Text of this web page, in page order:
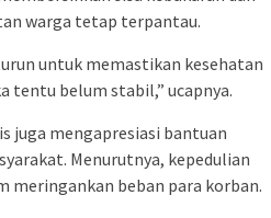
warga tetap terpantau.
untuk memastikan kesehatan
tentu belum stabil,” ucapnya.
juga mengapresiasi bantuan
Menurutnya, kepedulian
meringankan beban para korban.